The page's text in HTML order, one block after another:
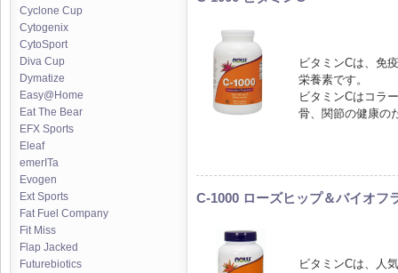
Cyclone Cup
Cytogenix
CytoSport
Diva Cup
Dymatize
Easy@Home
Eat The Bear
EFX Sports
Eleaf
emerITa
Evogen
Ext Sports
Fat Fuel Company
Fit Miss
Flap Jacked
Futurebiotics
ビタミンCは、免
栄養素です。
ビタミンCはコラ
骨、関節の健康の
C-1000 ローズヒップ＆バイオフ
ビタミンCは、人